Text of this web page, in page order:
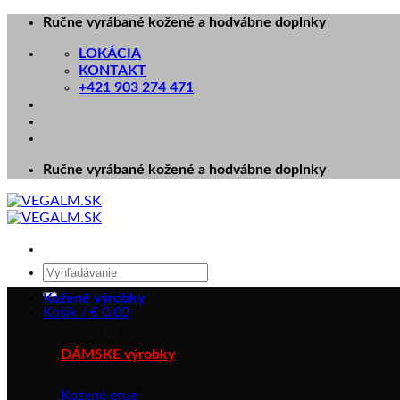
Skip
content
Ručne vyrábané kožené a hodvábne doplnky
LOKÁCIA
KONTAKT
+421 903 274 471
Ručne vyrábané kožené a hodvábne doplnky
Hľadať:
Košík / € 0.00
Kožené výrobky
DÁMSKE výrobky
Kožené etue